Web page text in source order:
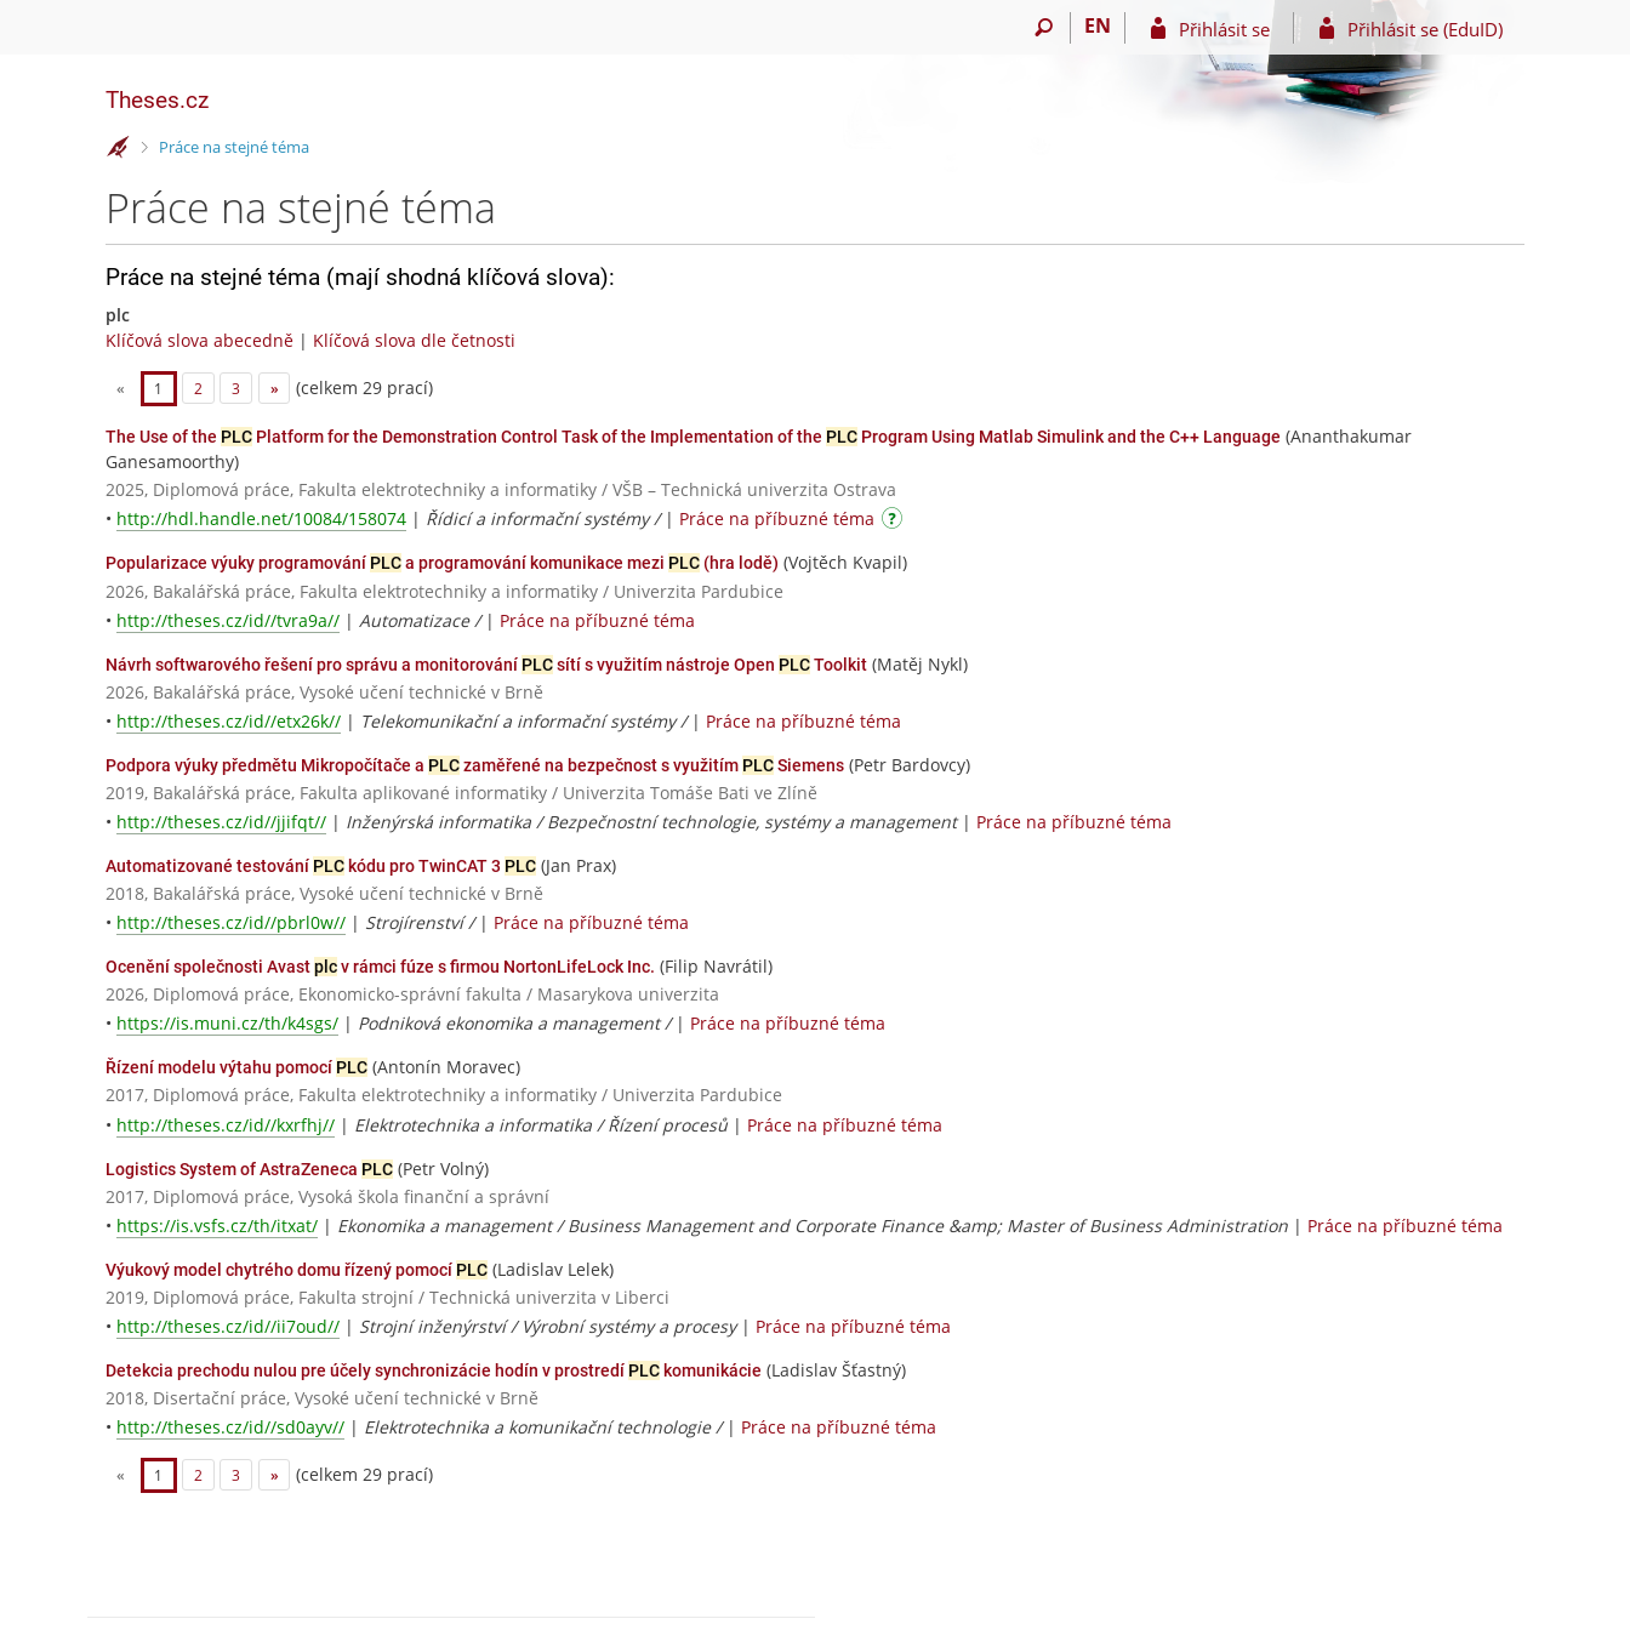
EN Přihlásit se Přihlásit se (EduID)
Theses.cz
>Práce na stejné téma
Práce na stejné téma
Práce na stejné téma (mají shodná klíčová slova):
plc
Klíčová slova abecedně | Klíčová slova dle četnosti
« 1 2 3 » (celkem 29 prací)
The Use of the PLC Platform for the Demonstration Control Task of the Implementation of the PLC Program Using Matlab Simulink and the C++ Language (Ananthakumar
Ganesamoorthy)
2025, Diplomová práce, Fakulta elektrotechniky a informatiky / VŠB – Technická univerzita Ostrava
• http://hdl.handle.net/10084/158074 | Řídicí a informační systémy / | Práce na příbuzné téma
Popularizace výuky programování PLCa programování komunikace mezi PLC (hra lodě) (Vojtěch Kvapil)
2026, Bakalářská práce, Fakulta elektrotechniky a informatiky / Univerzita Pardubice
• http://theses.cz/id//tvra9a// | Automatizace / | Práce na příbuzné téma
Návrh softwarového řešení pro správu a monitorování PLCsítí s využitím nástroje Open PLCToolkit (Matěj Nykl)
2026, Bakalářská práce, Vysoké učení technické v Brně
• http://theses.cz/id//etx26k// | Telekomunikační a informační systémy / | Práce na příbuzné téma
Podpora výuky předmětu Mikropočítače a PLCzaměřené na bezpečnost s využitím PLCSiemens (Petr Bardovcy)
2019, Bakalářská práce, Fakulta aplikované informatiky / Univerzita Tomáše Bati ve Zlíně
• http://theses.cz/id//jjifqt// | Inženýrská informatika / Bezpečnostní technologie, systémy a management| Práce na příbuzné téma
Automatizované testování PLC kódu pro TwinCAT 3 PLC (Jan Prax)
2018, Bakalářská práce, Vysoké učení technické v Brně
• http://theses.cz/id//pbrl0w// | Strojírenství / | Práce na příbuzné téma
Ocenění společnosti Avastplcv rámci fúze s firmou NortonLifeLock Inc. (Filip Navrátil)
2026, Diplomová práce, Ekonomicko-správní fakulta / Masarykova univerzita
• https://is.muni.cz/th/k4sgs/ | Podniková ekonomika a management / | Práce na příbuzné téma
Řízení modelu výtahu pomocí PLC (Antonín Moravec)
2017, Diplomová práce, Fakulta elektrotechniky a informatiky / Univerzita Pardubice
• http://theses.cz/id//kxrfhj// | Elektrotechnika a informatika / Řízení procesů | Práce na příbuzné téma
Logistics System of AstraZeneca PLC (Petr Volný)
2017, Diplomová práce, Vysoká škola finanční a správní
• https://is.vsfs.cz/th/itxat/ | Ekonomika a management / Business Management and Corporate Finance &amp; Master of Business Administration | Práce na příbuzné téma
Výukový model chytrého domu řízený pomocí PLC (Ladislav Lelek)
2019, Diplomová práce, Fakulta strojní / Technická univerzita v Liberci
• http://theses.cz/id//ii7oud// | Strojní inženýrství / Výrobní systémy a procesy| Práce na příbuzné téma
Detekcia prechodu nulou pre účely synchronizácie hodín v prostredí PLC komunikácie (Ladislav Šťastný)
2018, Disertační práce, Vysoké učení technické v Brně
• http://theses.cz/id//sd0ayv// | Elektrotechnika a komunikační technologie / | Práce na příbuzné téma
« 1 2 3 » (celkem 29 prací)